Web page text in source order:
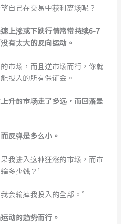
自己在交易中获利离场呢？
上涨或下跌行情常常持续6-7
有太大的反向运动。
市场，而且逆市场而行，你就
投入的所有保证金。
升的市场走了多远，而回落是
反弹是多么小。
我进入这种狂涨的市场，而市
多少钱？”
会输掉我投入的全部。”
动的趋势而行。